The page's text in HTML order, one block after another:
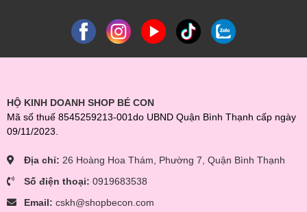
HỘ KINH DOANH SHOP BÉ CON
Mã số thuế 8545259213-001do UBND Quận Bình Thạnh cấp ngày
09/11/2023.
Địa chỉ: 26 Hoàng Hoa Thám, Phường 7, Quận Bình Thạnh
Số điện thoại: 0919683538
Email: cskh@shopbecon.com